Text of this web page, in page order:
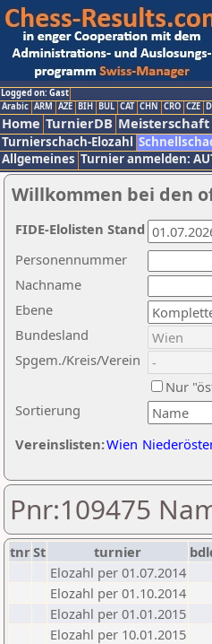
Logged on: Gast
Arabic ARM AZE BIH BUL CAT CHN CRO CZE
Home TurnierDB Meisterschaft
Turnierschach-Elozahl
Allgemeines Turnier anmelden:
Willkommen bei den
Nachname
Ebene
Sortierung
Personennummer
Bundesland
Spgem./Kreis/Verein
Nur
Vereinslisten:Wien
FIDE-Elolisten Stand
Pnr:109475
tnrSt turnier
Elozahl per 01.07.2014
Elozahl per 01.10.2014
Elozahl per 01.01.2015
Elozahl per 10.01.2015